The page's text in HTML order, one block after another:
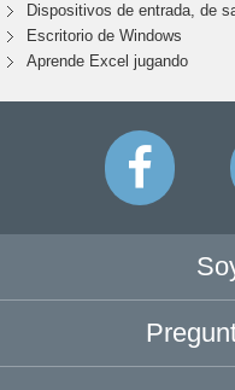
Dispositivos de entrada, de
Escritorio de Windows
Aprende Excel jugando